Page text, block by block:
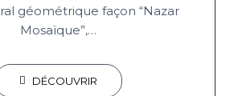
géométrique façon “Nazar
Mosaïque”,…
DÉCOUVRIR